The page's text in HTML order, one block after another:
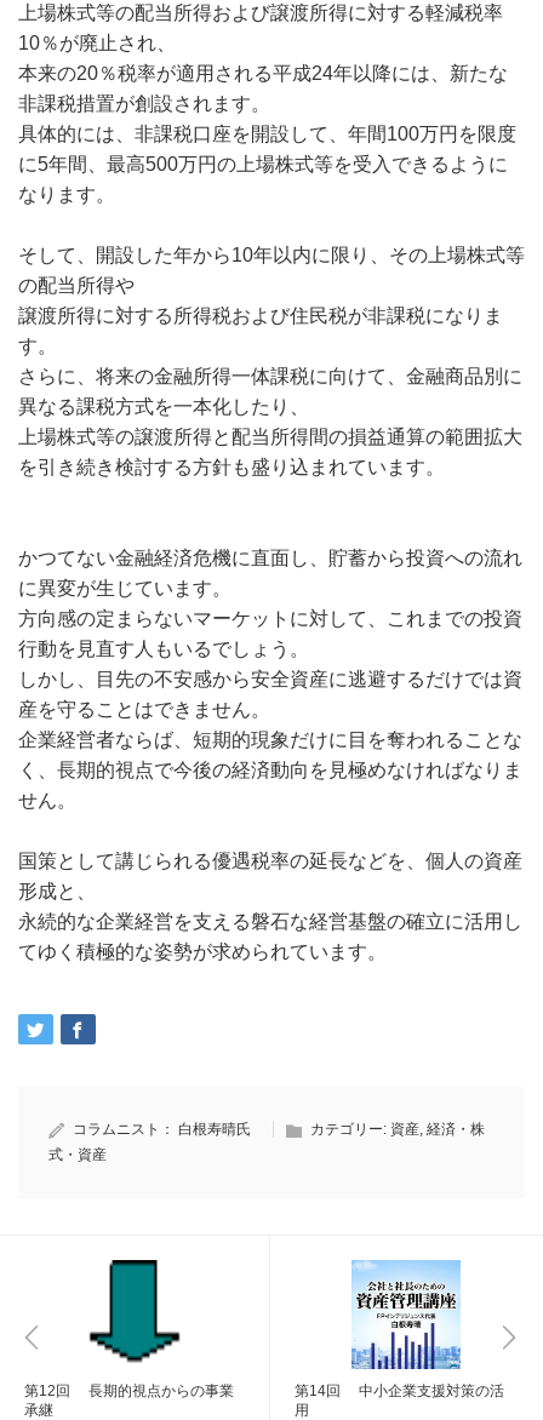
上場株式等の配当所得および譲渡所得に対する軽減税率
10％が廃止され、
本来の20％税率が適用される平成24年以降には、新たな
非課税措置が創設されます。
具体的には、非課税口座を開設して、年間100万円を限度
に5年間、最高500万円の上場株式等を受入できるように
なります。
そして、開設した年から10年以内に限り、その上場株式等
の配当所得や
譲渡所得に対する所得税および住民税が非課税になりま
す。
さらに、将来の金融所得一体課税に向けて、金融商品別に
異なる課税方式を一本化したり、
上場株式等の譲渡所得と配当所得間の損益通算の範囲拡大
を引き続き検討する方針も盛り込まれています。
かつてない金融経済危機に直面し、貯蓄から投資への流れ
に異変が生じています。
方向感の定まらないマーケットに対して、これまでの投資
行動を見直す人もいるでしょう。
しかし、目先の不安感から安全資産に逃避するだけでは資
産を守ることはできません。
企業経営者ならば、短期的現象だけに目を奪われることな
く、長期的視点で今後の経済動向を見極めなければなりま
せん。
国策として講じられる優遇税率の延長などを、個人の資産
形成と、
永続的な企業経営を支える磐石な経営基盤の確立に活用し
てゆく積極的な姿勢が求められています。
コラムニスト： 白根寿晴氏 カテゴリー: 資産 経済・株
式・資産
第12回 長期的視点からの事業
承継
第14回 中小企業支援対策の活
用